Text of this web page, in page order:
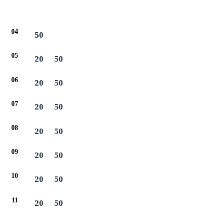
04 50
05 20 50
06 20 50
07 20 50
08 20 50
09 20 50
10 20 50
11 20 50